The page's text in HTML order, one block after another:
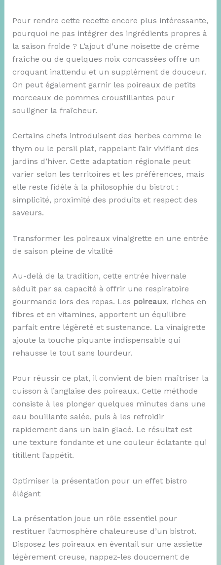
Pour rendre cette recette encore plus intéressante,
pourquoi ne pas intégrer des ingrédients propres à
la saison froide ? L’ajout d’une noisette de crème
fraîche ou de quelques noix concassées offre un
croquant inattendu et un supplément de douceur.
On peut également garnir les poireaux de petits
morceaux de pommes croustillantes pour
souligner la fraîcheur.
Certains chefs introduisent des herbes comme le
thym ou le persil plat, rappelant l’air vivifiant des
jardins d’hiver. Cette adaptation régionale peut
varier selon les territoires et les préférences, mais
elle reste fidèle à la philosophie du bistrot :
simplicité, proximité des produits et respect des
saveurs.
Transformer les poireaux vinaigrette en une entrée
de saison pleine de vitalité
Au-delà de la tradition, cette entrée hivernale
séduit par sa capacité à offrir une respiratoire
gourmande lors des repas. Les poireaux, riches en
fibres et en vitamines, apportent un équilibre
parfait entre légèreté et sustenance. La vinaigrette
ajoute la touche piquante indispensable qui
rehausse le tout sans lourdeur.
Pour réussir ce plat, il convient de bien maîtriser la
cuisson à l’anglaise des poireaux. Cette méthode
consiste à les plonger quelques minutes dans une
eau bouillante salée, puis à les refroidir
rapidement dans un bain glacé. Le résultat est
une texture fondante et une couleur éclatante qui
titillent l’appétit.
Optimiser la présentation pour un effet bistro
élégant
La présentation joue un rôle essentiel pour
restituer l’atmosphère chaleureuse d’un bistrot.
Disposez les poireaux en éventail sur une assiette
légèrement creuse, nappez-les doucement de